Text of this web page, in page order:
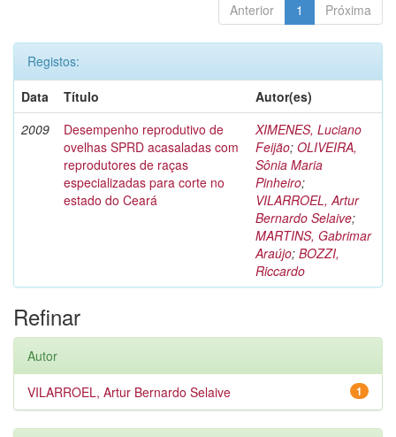
Anterior 1 Próxima
Registos:
Data
Título
Autor(es)
2009
Desempenho reprodutivo de
ovelhas SPRD acasaladas com
reprodutores de raças
especializadas para corte no
estado do Ceará
XIMENES, Luciano
Feijão; OLIVEIRA,
Sônia Maria
Pinheiro;
VILARROEL, Artur
Bernardo Selaive;
MARTINS, Gabrimar
Araújo; BOZZI,
Riccardo
Refinar
Autor
1
VILARROEL, Artur Bernardo Selaive